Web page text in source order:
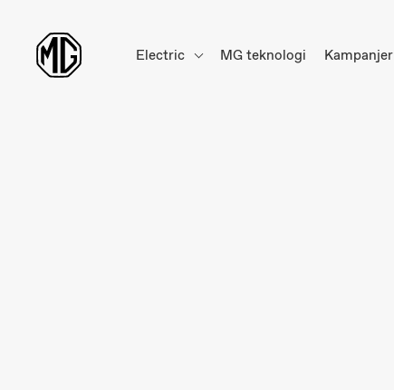
Electric MG teknologi Kampanjer